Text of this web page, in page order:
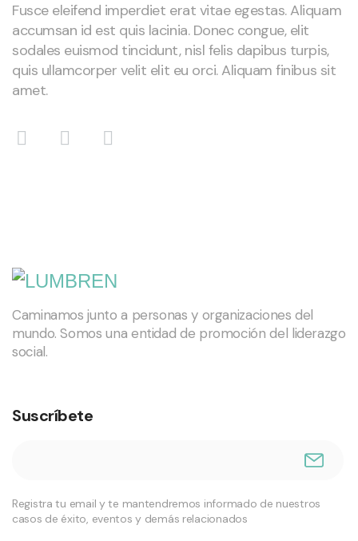
Fusce eleifend imperdiet erat vitae egestas. Aliquam
accumsan id est quis lacinia. Donec congue, elit
sodales euismod tincidunt, nisl felis dapibus turpis,
quis ullamcorper velit elit eu orci. Aliquam finibus sit
amet.
Caminamos junto a personas y organizaciones del
mundo. Somos una entidad de promoción del liderazgo
social.
Suscríbete
Registra tu email y te mantendremos informado de nuestros
casos de éxito, eventos y demás relacionados